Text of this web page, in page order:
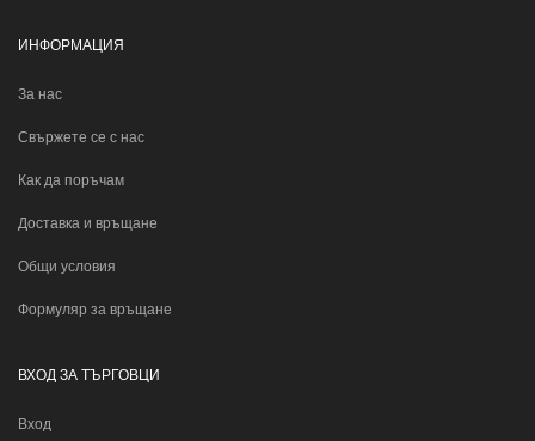
ИНФОРМАЦИЯ
За нас
Свържете се с нас
Как да поръчам
Доставка и връщане
Общи условия
Формуляр за връщане
ВХОД ЗА ТЪРГОВЦИ
Вход